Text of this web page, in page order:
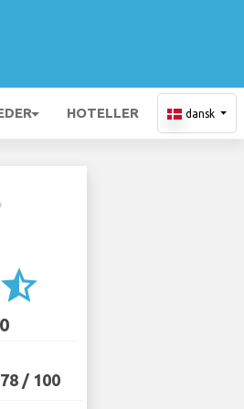
HOTELLER dansk
star_half
78 / 100